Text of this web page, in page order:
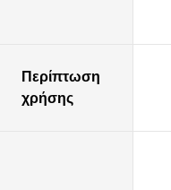
Περίπτωση
χρήσης